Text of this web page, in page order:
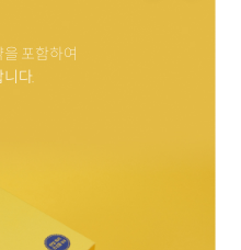
포함하여
다.